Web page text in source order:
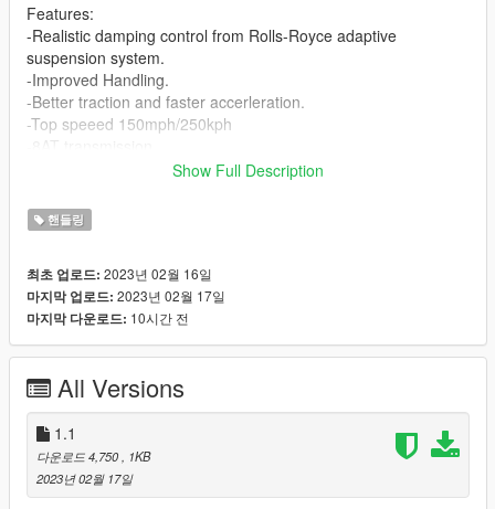
Features:
-Realistic damping control from Rolls-Royce adaptive
suspension system.
-Improved Handling.
-Better traction and faster accerleration.
-Top speeed 150mph/250kph
Grand Theft Auto V\update\x64\dlcpacks\ph8oribe\dlc.rpf\data
not gonna be responsible if crappy situation happens.
Enjoy! :)
Show Full Description
핸들링
최초 업로드: 2023년 02월 16일
마지막 업로드: 2023년 02월 17일
마지막 다운로드: 10시간 전
All Versions
1.1
다운로드 4,750, 1KB
2023년 02월 17일